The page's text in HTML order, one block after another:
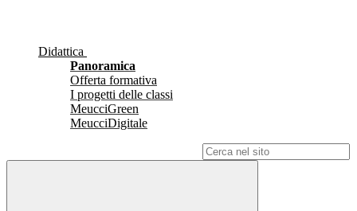
Didattica
Panoramica
Offerta formativa
I progetti delle classi
MeucciGreen
MeucciDigitale